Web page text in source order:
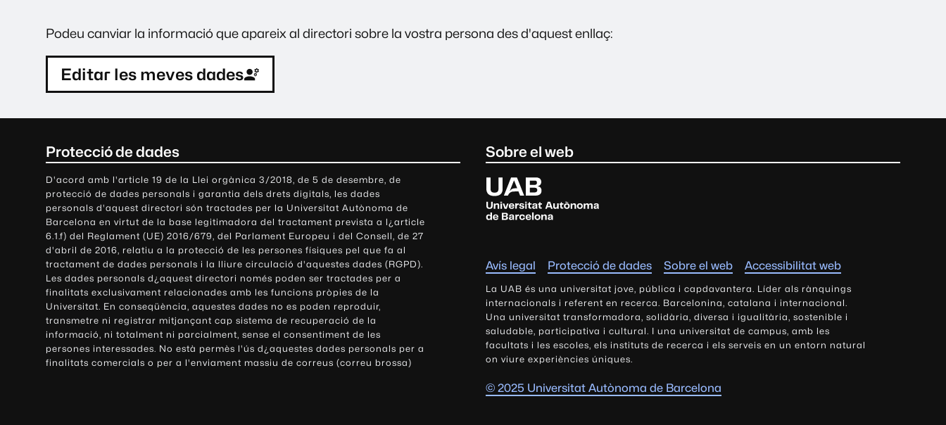
Podeu canviar la informació que apareix al directori sobre la vostra persona des d'aquest enllaç:
Editar les meves dades
Protecció de dades
D'acord amb l'article 19 de la Llei orgànica 3/2018, de 5 de desembre, de
protecció de dades personals i garantia dels drets digitals, les dades
personals d'aquest directori són tractades per la Universitat Autònoma de
Barcelona en virtut de la base legitimadora del tractament prevista a l¿article
6.1.f) del Reglament (UE) 2016/679, del Parlament Europeu i del Consell, de 27
d'abril de 2016, relatiu a la protecció de les persones físiques pel que fa al
tractament de dades personals i la lliure circulació d'aquestes dades (RGPD).
Les dades personals d¿aquest directori només poden ser tractades per a
finalitats exclusivament relacionades amb les funcions pròpies de la
Universitat. En conseqüència, aquestes dades no es poden reproduir,
transmetre ni registrar mitjançant cap sistema de recuperació de la
informació, ni totalment ni parcialment, sense el consentiment de les
persones interessades. No està permès l'ús d¿aquestes dades personals per a
finalitats comercials o per a l'enviament massiu de correus (correu brossa)
Sobre el web
U
n
i
s
i
t
a
t
A
u
t
ò
Avís legal Protecció de dades Sobre el web Accessibilitat web
La UAB és una universitat jove, pública i capdavantera. Líder als rànquings
internacionals i referent en recerca. Barcelonina, catalana i internacional.
Una universitat transformadora, solidària, diversa i igualitària, sostenible i
saludable, participativa i cultural. I una universitat de campus, amb les
facultats i les escoles, els instituts de recerca i els serveis en un entorn natural
on viure experiències úniques.
© 2025 Universitat Autònoma de Barcelona